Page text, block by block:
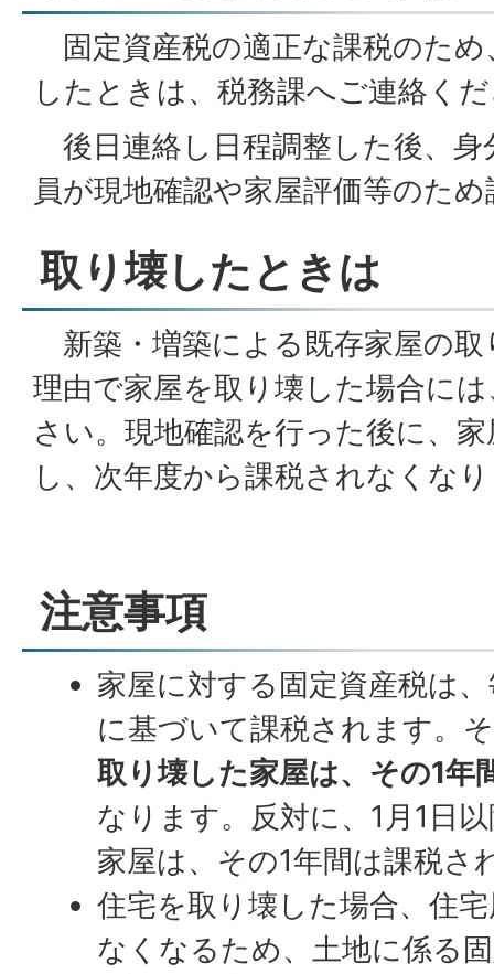
固定資産税の適正な課税のため
したときは、税務課へご連絡く
後日連絡し日程調整した後、身
員が現地確認や家屋評価等のた
取り壊したときは
新築・増築による既存家屋の取
理由で家屋を取り壊した場合に
さい。現地確認を行った後に、
し、次年度から課税されなくな
注意事項
家屋に対する固定資産税は
に基づいて課税されます。
取り壊した家屋は、その1年
なります。反対に、1月1日
家屋は、その1年間は課税さ
住宅を取り壊した場合、住
なくなるため、土地に係る